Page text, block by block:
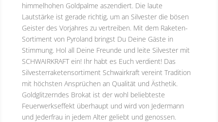
himmelhohen Goldpalme aszendiert. Die laute
Lautstärke ist gerade richtig, um an Silvester die bösen
Geister des Vorjahres zu vertreiben. Mit dem Raketen-
Sortiment von Pyroland bringst Du Deine Gäste in
Stimmung. Hol all Deine Freunde und leite Silvester mit
SCHWAIRKRAFT ein! Ihr habt es Euch verdient! Das
Silvesterraketensortiment Schwairkraft vereint Tradition
mit höchsten Ansprüchen an Qualität und Ästhetik.
Goldglitzerndes Brokat ist der wohl beliebteste
Feuerwerkseffekt überhaupt und wird von Jedermann
und Jederfrau in jedem Alter geliebt und genossen.